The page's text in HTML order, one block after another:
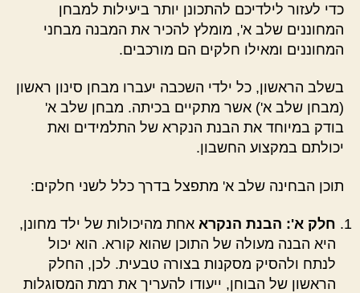
כדי לעזור לילדיכם להתכונן יותר ביעילות למבחן
המחוננים שלב א', מומלץ להכיר את המבנה מבחני
המחוננים ומאילו חלקים הם מורכבים.
בשלב הראשון, כל ילדי השכבה יעברו מבחן סינון ראשון
(מבחן שלב א') אשר מתקיים בכיתה. מבחן שלב א'
בודק במיוחד את הבנת הנקרא של התלמידים ואת
יכולתם במקצוע החשבון.
תוכן הבחינה שלב א' מתפצל בדרך כלל לשני חלקים:
חלק א': הבנת הנקרא אחת מהיכולות של ילד מחונן,
היא הבנה מעולה של התוכן שהוא קורא. הוא יכול
לנתח ולהסיק מסקנות בצורה טבעית. לכן, החלק
הראשון של הבוחן, ייעודו להעריך את רמת המסוגלות